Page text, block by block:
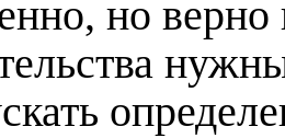
но верно